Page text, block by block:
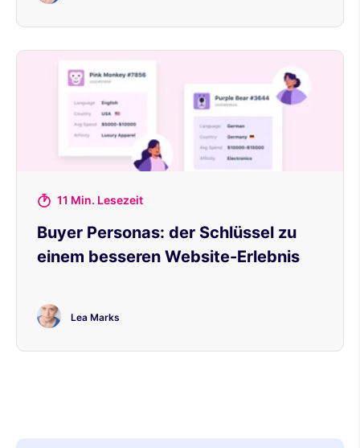
11 Min. Lesezeit
Buyer Personas: der Schlüssel zu
einem besseren Website-Erlebnis
Lea Marks